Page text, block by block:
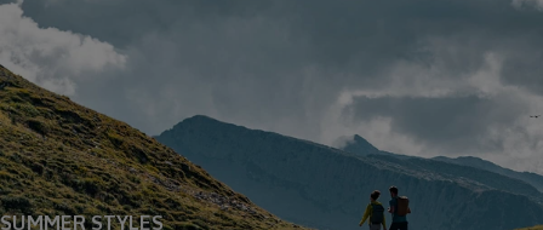
SUMMER STYLES